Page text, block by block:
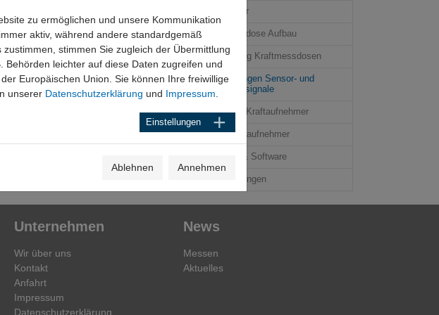
Messfehler
Kraftmessdose Aufbau
Kalibrierung Kraftmessdosen
Berechnungen Sensor- und
Verstärkersignale
Wartung - Kraftaufnehmer
Glossar Kraftaufnehmer
Dokumente & Software
CAD-Zeichnungen
Unternehmen
Wir über uns
Kontakt
Anfahrt
Impressum
Datenschutzerklärung
News
Messen
Aktuelles
zu ermöglichen und unsere Kommunikation
aktiv, während andere standardgemäß
stimmen Sie zugleich der Übermittlung
leichter auf diese Daten zugreifen und
Europäischen Union. Sie können Ihre freiwillige
unserer Datenschutzerklärung und Impressum
Einstellungen
Ablehnen Annehmen